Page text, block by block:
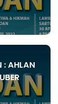
: AHLAN